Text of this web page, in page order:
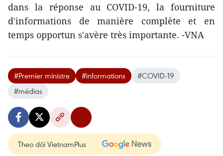
dans la réponse au COVID-19, la fourniture
d'informations de manière complète et en
temps opportun s'avère très importante. -VNA
#Premier ministre #informations
#COVID-19
#médias
Theo dõi VietnamPlus